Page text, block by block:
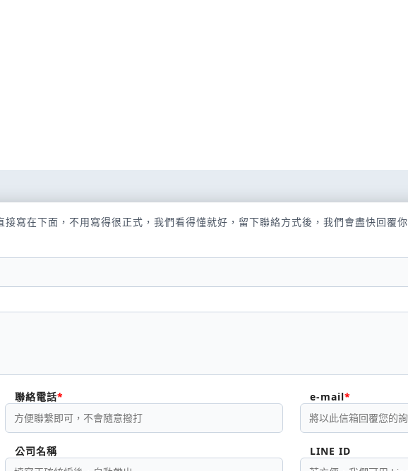
接寫在下面，不用寫得很正式，我們看得懂就好，留下聯絡方式後，我們會盡快回覆你
聯絡電話 e-mail
公司名稱 LINE ID